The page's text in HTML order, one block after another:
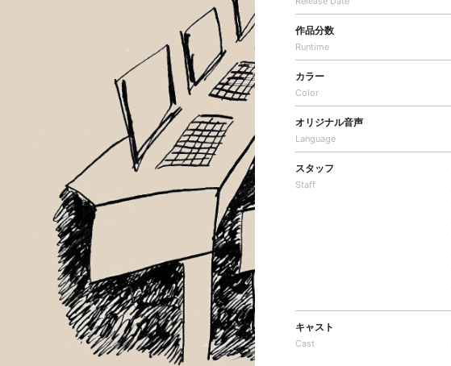
作品分数
Runtime
カラー
Color
オリジナル音声
Language
スタッフ
Staff
キャスト
Cast